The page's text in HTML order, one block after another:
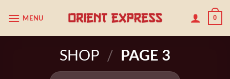
MENU 0
SHOP / PAGE 3